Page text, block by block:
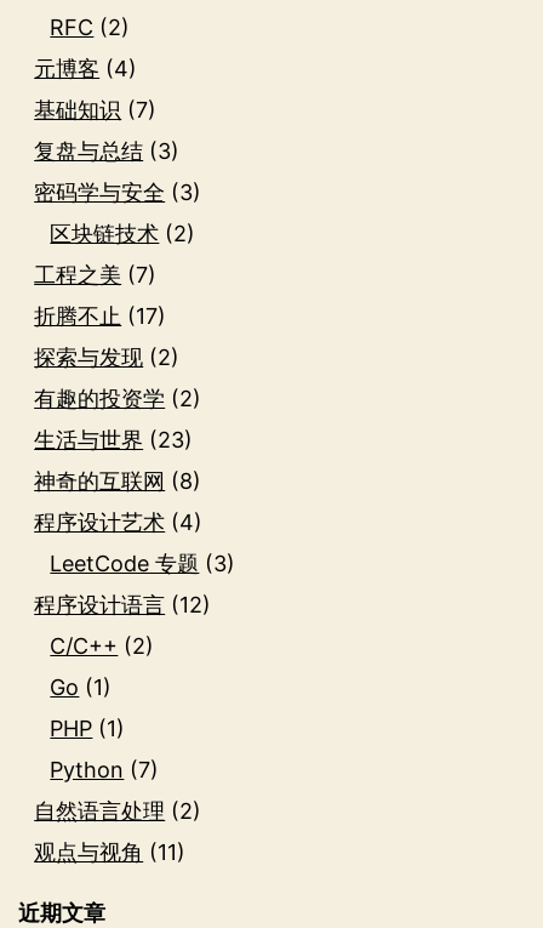
RFC (2)
元博客 (4)
基础知识 (7)
复盘与总结 (3)
密码学与安全 (3)
区块链技术 (2)
工程之美 (7)
折腾不止 (17)
探索与发现 (2)
有趣的投资学 (2)
生活与世界 (23)
神奇的互联网 (8)
程序设计艺术 (4)
LeetCode 专题 (3)
程序设计语言 (12)
C/C++ (2)
Go (1)
PHP (1)
Python (7)
自然语言处理 (2)
观点与视角 (11)
近期文章